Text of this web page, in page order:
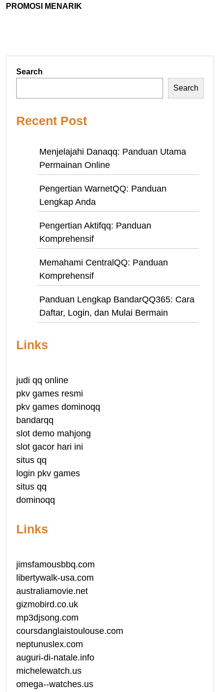
PROMOSI MENARIK
Search
Search
Recent Post
Menjelajahi Danaqq: Panduan Utama
Permainan Online
Pengertian WarnetQQ: Panduan
Lengkap Anda
Pengertian Aktifqq: Panduan
Komprehensif
Memahami CentralQQ: Panduan
Komprehensif
Panduan Lengkap BandarQQ365: Cara
Daftar, Login, dan Mulai Bermain
Links
judi qq online
pkv games resmi
pkv games dominoqq
bandarqq
slot demo mahjong
slot gacor hari ini
situs qq
login pkv games
situs qq
dominoqq
Links
jimsfamousbbq.com
libertywalk-usa.com
australiamovie.net
gizmobird.co.uk
mp3djsong.com
coursdanglaistoulouse.com
neptunuslex.com
auguri-di-natale.info
michelewatch.us
omega--watches.us